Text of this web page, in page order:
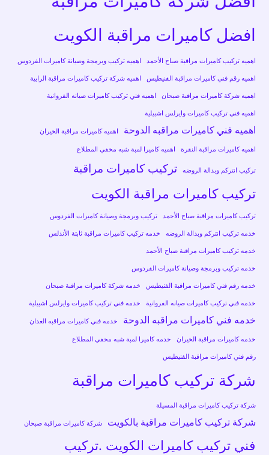
افضل كاميرات مراقبة الكويت
اهميه تركيب كاميرات مراقبة صباح الأحمد اهميه تركيب وبرمجة وصيانة كاميرات الفردوس
اهميه رقم فني كاميرات مراقبة الفنيطيس اهميه شركة تركيب كاميرات مراقبة الرابية
اهميه شركة كاميرات مراقبة صبحان اهميه فني تركيب كاميرات صيانه الفروانية
اهميه فني تركيب كاميرات وايرلس اشبيلية
اهميه فني كاميرات مراقبه الدوحة اهميه كاميرات مراقبة الخيران
اهميه كاميرات مراقبة النقرة اهميه كاميرا لمبة شبه مخفي المطلاع
تركيب انتركم وبدالة الروضه تركيب كاميرات مراقبة
تركيب كاميرات مراقبة الكويت
تركيب كاميرات مراقبة صباح الأحمد تركيب وبرمجة وصيانة كاميرات الفردوس
خدمه تركيب انتركم وبدالة الروضه خدمه تركيب كاميرات مراقبة ثابتة الأندلس
خدمه تركيب كاميرات مراقبة صباح الأحمد
خدمه تركيب وبرمجة وصيانة كاميرات الفردوس
خدمه رقم فني كاميرات مراقبة الفنيطيس خدمه شركة كاميرات مراقبة صبحان
خدمه فني تركيب كاميرات صيانه الفروانية خدمه فني تركيب كاميرات وايرلس اشبيلية
خدمه فني كاميرات مراقبه الدوحة خدمه فني كاميرات مراقبه العدان
خدمه كاميرات مراقبة الخيران خدمه كاميرا لمبة شبه مخفي المطلاع
رقم فني كاميرات مراقبة الفنيطيس
شركة تركيب كاميرات مراقبة
شركة تركيب كاميرات مراقبة المسيلة
شركة تركيب كاميرات مراقبة بالكويت شركة كاميرات مراقبة صبحان
فني تركيب كاميرات الكويت .تركيب